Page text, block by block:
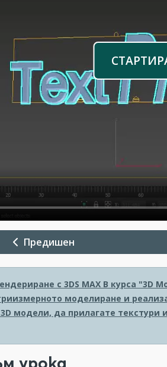
Предишен
с 3DS MAX В курса "3D
моделиране и
модели, да прилагате
урока